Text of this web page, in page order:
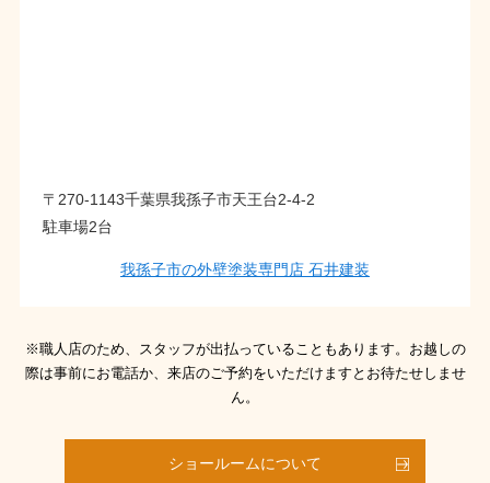
〒270-1143千葉県我孫子市天王台2-4-2
駐車場2台
我孫子市の外壁塗装専門店 石井建装
※職人店のため、スタッフが出払っていることもあります。お越しの
際は事前にお電話か、来店のご予約をいただけますとお待たせしませ
ん。
ショールームについて